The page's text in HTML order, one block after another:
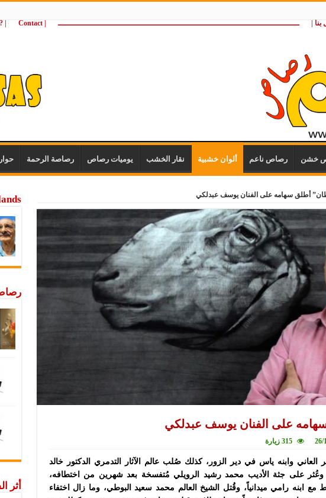
| ــــــــــــــــــــــــــــــــــــــــــــــــــــــــــــــــــــــــــــــــــــــــــــــــــــــ | Contact
wij
خشن رصاص ناعم ألوان خشبية نقار الخشب يوميات رصاص رصاصة الرحمة
أطلق سهامه على الفنان يوسف عبدلكي
على الفنان يوسف عبدلكي
26/ 315 زيارة
العاني وابنه ياس في دير الزور، كذلك صُلب عالم الآثار التدمري الدكتور خالد
وعُثر على جثة الأديب محمد رشيد الرويلي مُتفسخة بعد شهرين من اختطافه،
مع ابنه رامي ميدانياً، وقُتل الشيخ العالم محمد سعيد البوطي، وما زال اختفاء
أثر